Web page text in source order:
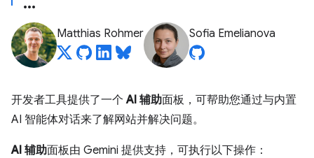
Matthias Rohmer Sofia Emelianova
开发者工具提供了一个AI 辅助面板，可帮助您通过与内置
AI 智能体对话来了解网站并解决问题。
AI 辅助面板由 Gemini 提供支持，可执行以下操作：